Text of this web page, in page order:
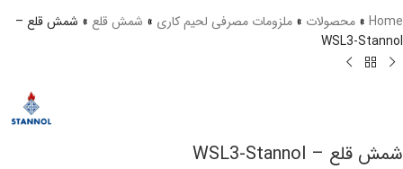
Home
» محصولات » ملزومات مصرفی لحیم کاری » شمش قلع » شمش قلع –
WSL3-Stannol
شمش قلع – WSL3-Stannol